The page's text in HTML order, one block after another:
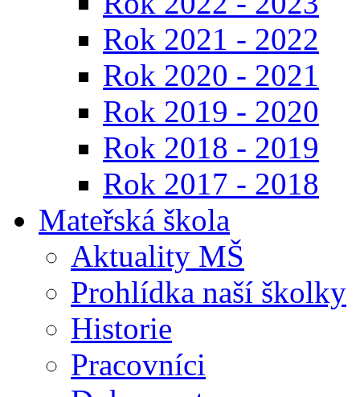
Rok 2021 - 2022
Rok 2020 - 2021
Rok 2019 - 2020
Rok 2018 - 2019
Rok 2017 - 2018
Mateřská škola
Aktuality MŠ
Prohlídka naší školky
Historie
Pracovníci